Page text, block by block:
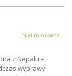
Nielimitowana
z Nepalu –
wyprawy!